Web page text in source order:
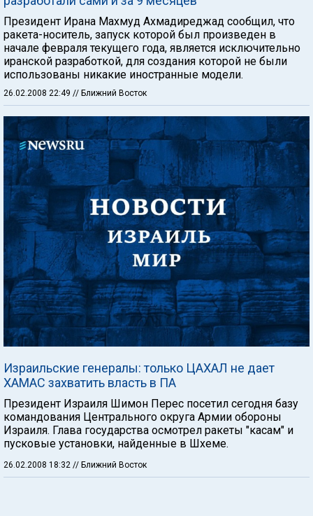
Президент Ирана Махмуд Ахмадиреджад сообщил, что
ракета-носитель, запуск которой был произведен в
начале февраля текущего года, является исключительно
иранской разработкой, для создания которой не были
использованы никакие иностранные модели.
26.02.2008 22:49 // Ближний Восток
Израильские генералы: только ЦАХАЛ не дает
ХАМАС захватить власть в ПА
Президент Израиля Шимон Перес посетил сегодня базу
командования Центрального округа Армии обороны
Израиля. Глава государства осмотрел ракеты "касам" и
пусковые установки, найденные в Шхеме.
26.02.2008 18:32 // Ближний Восток